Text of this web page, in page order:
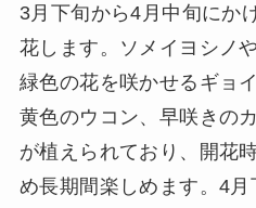
3月下旬から4月中旬にか
花します。ソメイヨシノ
緑色の花を咲かせるギョ
黄色のウコン、早咲きの
が植えられており、開花
め長期間楽しめます。4